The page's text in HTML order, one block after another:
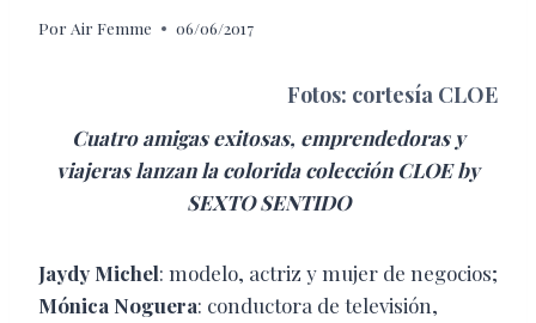
Por Air Femme 06/06/2017
Fotos: cortesía CLOE
Cuatro amigas exitosas, emprendedoras y
viajeras lanzan la colorida colección CLOE by
SEXTO SENTIDO
Jaydy Michel: modelo, actriz y mujer de negocios;
Mónica Noguera: conductora de televisión,